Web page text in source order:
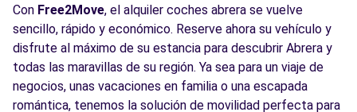
Con Free2Move, el alquiler coches abrera se vuelve
sencillo, rápido y económico. Reserve ahora su vehículo y
disfrute al máximo de su estancia para descubrir Abrera y
todas las maravillas de su región. Ya sea para un viaje de
negocios, unas vacaciones en familia o una escapada
romántica, tenemos la solución de movilidad perfecta para